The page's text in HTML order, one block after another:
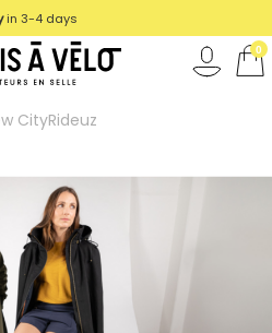
CityRideuz
in 3-4 days
0